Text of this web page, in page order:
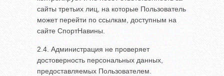
сайты третьих лиц, на которые Пользователь
может перейти по ссылкам, доступным на
сайте СпортНавины.
2.4. Администрация не проверяет
достоверность персональных данных,
предоставляемых Пользователем.